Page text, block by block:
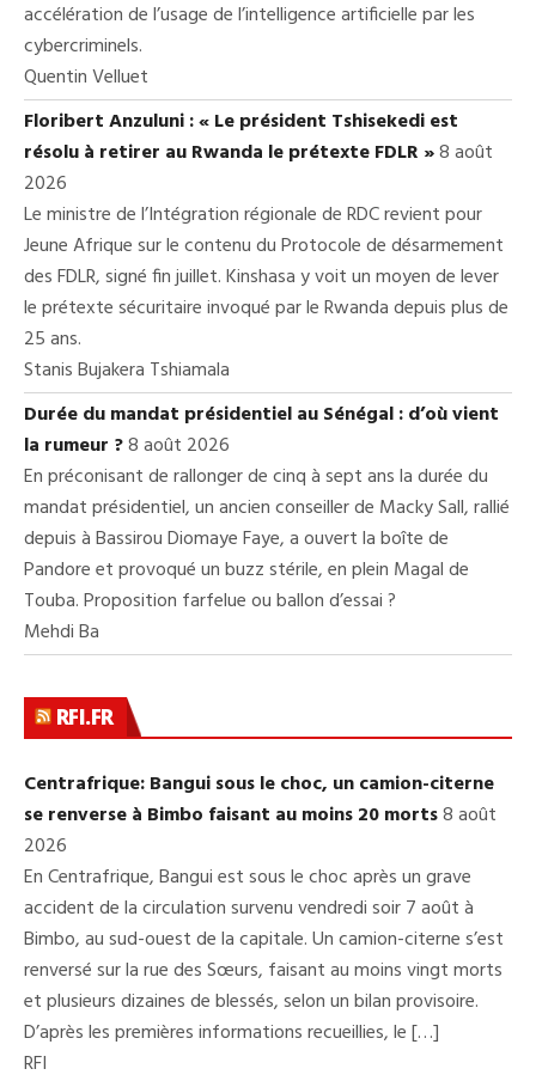
accélération de l’usage de l’intelligence artificielle par les
cybercriminels.
Quentin Velluet
Floribert Anzuluni : « Le président Tshisekedi est
résolu à retirer au Rwanda le prétexte FDLR »8 août
2026
Le ministre de l’Intégration régionale de RDC revient pour
Jeune Afrique sur le contenu du Protocole de désarmement
des FDLR, signé fin juillet. Kinshasa y voit un moyen de lever
le prétexte sécuritaire invoqué par le Rwanda depuis plus de
25 ans.
Stanis Bujakera Tshiamala
Durée du mandat présidentiel au Sénégal : d’où vient
la rumeur ?8 août 2026
En préconisant de rallonger de cinq à sept ans la durée du
mandat présidentiel, un ancien conseiller de Macky Sall, rallié
depuis à Bassirou Diomaye Faye, a ouvert la boîte de
Pandore et provoqué un buzz stérile, en plein Magal de
Touba. Proposition farfelue ou ballon d’essai ?
Mehdi Ba
RFI.FR
Centrafrique: Bangui sous le choc, un camion-citerne
se renverse à Bimbo faisant au moins 20 morts8 août
2026
En Centrafrique, Bangui est sous le choc après un grave
accident de la circulation survenu vendredi soir 7 août à
Bimbo, au sud-ouest de la capitale. Un camion-citerne s’est
renversé sur la rue des Sœurs, faisant au moins vingt morts
et plusieurs dizaines de blessés, selon un bilan provisoire.
D’après les premières informations recueillies, le […]
RFI